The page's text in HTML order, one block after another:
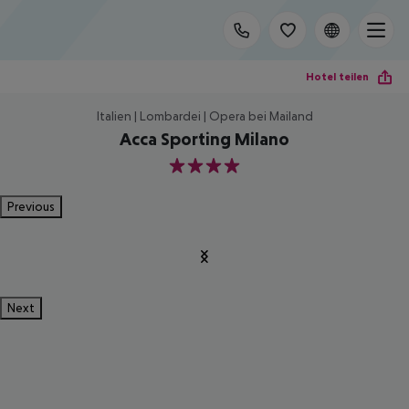
Hotel teilen
Italien | Lombardei | Opera bei Mailand
Acca Sporting Milano
4
Previous
Next